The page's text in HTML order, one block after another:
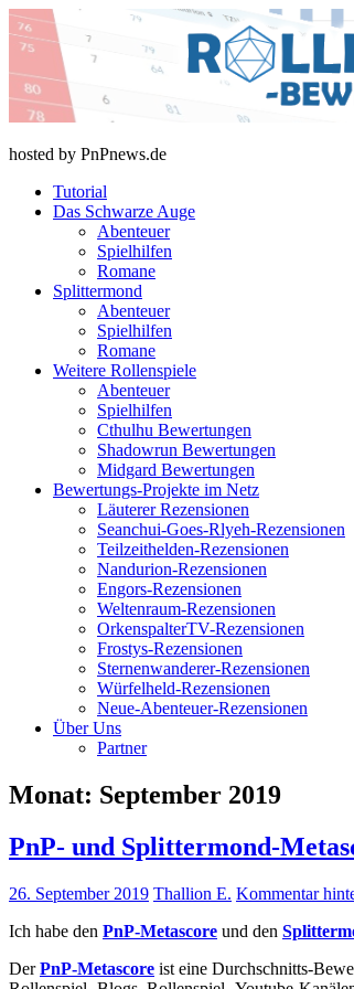
Skip
to
content
rollenspiel-bewertungen.de
hosted by PnPnews.de
Tutorial
Das Schwarze Auge
Abenteuer
Spielhilfen
Romane
Splittermond
Abenteuer
Spielhilfen
Romane
Weitere Rollenspiele
Abenteuer
Spielhilfen
Cthulhu Bewertungen
Shadowrun Bewertungen
Midgard Bewertungen
Bewertungs-Projekte im Netz
Läuterer Rezensionen
Seanchui-Goes-Rlyeh-Rezensionen
Teilzeithelden-Rezensionen
Nandurion-Rezensionen
Engors-Rezensionen
Weltenraum-Rezensionen
OrkenspalterTV-Rezensionen
Frostys-Rezensionen
Sternenwanderer-Rezensionen
Würfelheld-Rezensionen
Neue-Abenteuer-Rezensionen
Über Uns
Partner
Monat: September 2019
PnP- und Splittermond-
26. September 2019 Thallion E. Kommentar
Ich habe den PnP-Metascore und den
DerPnP-Metascore ist eine Durchschnitts-